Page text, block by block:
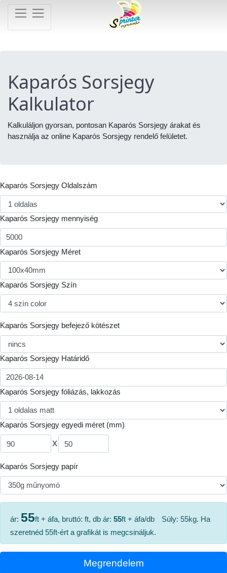
Kaparós Sorsjegy
Kalkulator
Kalkuláljon gyorsan, pontosan Kaparós Sorsjegy árakat és
használja az online Kaparós Sorsjegy rendelő felületet.
Kaparós Sorsjegy Oldalszám
Kaparós Sorsjegy mennyiség
Kaparós Sorsjegy Méret
Kaparós Sorsjegy Szín
Kaparós Sorsjegy befejező kötészet
Kaparós Sorsjegy Határidő
Kaparós Sorsjegy fóliázás, lakkozás
Kaparós Sorsjegy egyedi méret (mm)
X
Kaparós Sorsjegy papír
ár: 55ft + áfa, bruttó: ft, db ár: 55ft + áfa/db Súly: 55kg. Ha
szeretnéd 55ft-ért a grafikát is megcsináljuk.